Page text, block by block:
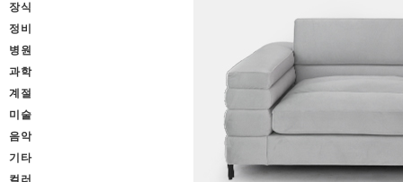
장식
정비
병원
과학
계절
미술
음악
기타
컬러